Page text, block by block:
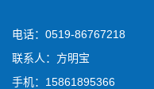
电话：0519-86767218
联系人：方明宝
手机：15861895366